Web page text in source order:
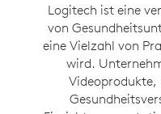
Logitech ist eine
von
eine Vielzahl von
wird.
Videoprodukte,